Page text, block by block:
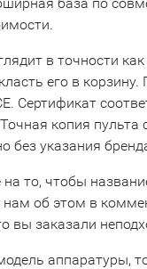
в точности
его в
Сертификат
копия пульта
без указания
то, чтобы
об этом в
вы заказали
аппаратуры,